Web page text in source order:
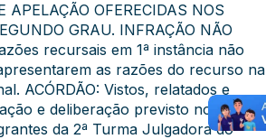
OFERECIDAS NOS
GRAU. INFRAÇÃO NÃO
recursais em 1ª instância não
as razões do recurso na
ACÓRDÃO: Vistos, relatados e
e deliberação previsto no art. 41,
da 2ª Turma Julgadora do